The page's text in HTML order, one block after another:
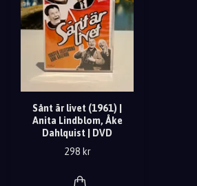
Sånt är livet (1961) |
Anita Lindblom, Åke
Dahlquist | DVD
298 kr